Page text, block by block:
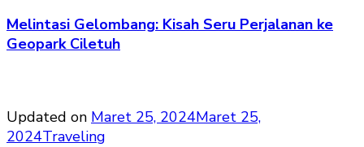
Melintasi Gelombang: Kisah Seru Perjalanan ke
Geopark Ciletuh
Updated on Maret 25, 2024Maret 25,
2024Traveling